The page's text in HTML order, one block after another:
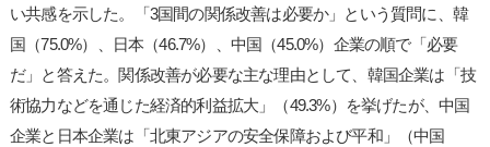
い共感を示した。「3国間の関係改善は必要か」という質問に、韓
国（75.0%）、日本（46.7%）、中国（45.0%）企業の順で「必要
だ」と答えた。関係改善が必要な主な理由として、韓国企業は「技
術協力などを通じた経済的利益拡大」（49.3%）を挙げたが、中国
企業と日本企業は「北東アジアの安全保障および平和」（中国